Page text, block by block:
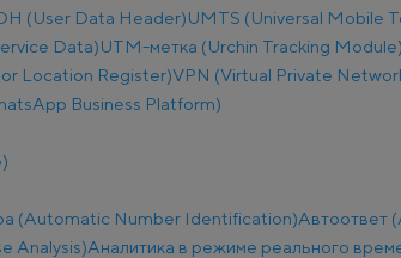
(User Data Header)UMTS (Universal Mobile
Data)UTM-метка (Urchin Tracking Module)
Location Register)VPN (Virtual Private
Business Platform)
(Automatic Number Identification)Автоответ
Analysis)Аналитика в режиме реального